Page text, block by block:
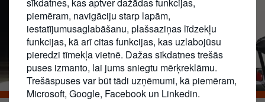
piemēram, navigāciju starp lapām,
iestatījumusaglabāšanu, plašsaziņas līdzekļu
funkcijas, kā arī citas funkcijas, kas uzlabojūsu
pieredzi tīmekļa vietnē. Dažas sīkdatnes trešās
puses izmanto, lai jums sniegtu mērķreklāmu.
Trešāspuses var būt tādi uzņēmumi, kā piemēram,
Microsoft, Google, Facebook un Linkedin.